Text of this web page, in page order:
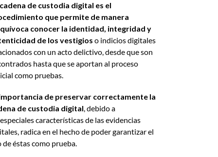
de custodia digital es el
que permite de manera
conocer la identidad, integridad y
de los vestigios o indicios digitales
con un acto delictivo, desde que son
hasta que se aportan al proceso
como pruebas.
de preservar correctamente la
de custodia digital, debido a
especiales características de las evidencias
radica en el hecho de poder garantizar el
de éstas como prueba.